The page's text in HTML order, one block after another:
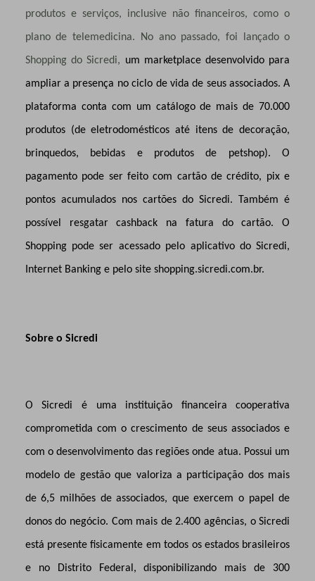
produtos e serviços, inclusive não financeiros,como o
plano de telemedicina. No ano passado, foi lançado o
Shopping do Sicredi, um marketplace desenvolvido para
ampliar a presença no ciclo de vida de seus associados. A
plataforma conta com um catálogo de mais de 70.000
produtos (de eletrodomésticos até itens de decoração,
brinquedos, bebidas e produtos de petshop). O
pagamento pode ser feito com cartão de crédito, pix e
pontos acumulados nos cartões do Sicredi. Também é
possível resgatar cashback na fatura do cartão. O
Shopping pode ser acessado pelo aplicativo do Sicredi,
Internet Banking e pelo site shopping.sicredi.com.br.
Sobre o Sicredi
O Sicredi é uma instituição financeira cooperativa
comprometida com o crescimento de seus associados e
com o desenvolvimento das regiões onde atua. Possui um
modelo de gestão que valoriza a participação dos mais
de 6,5 milhões de associados, que exercem o papel de
donos do negócio. Com mais de 2.400 agências, o Sicredi
está presente fisicamente em todos os estados brasileiros
e no Distrito Federal, disponibilizando mais de 300